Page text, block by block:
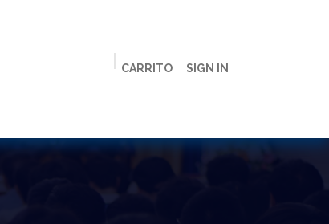
CARRITO SIGN IN